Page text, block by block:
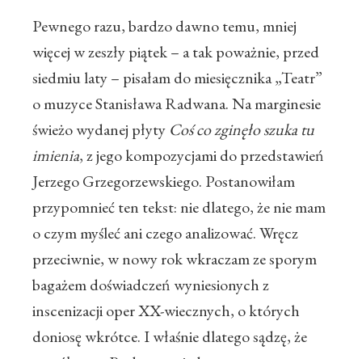
Pewnego razu, bardzo dawno temu, mniej
więcej w zeszły piątek – a tak poważnie, przed
siedmiu laty – pisałam do miesięcznika „Teatr”
o muzyce Stanisława Radwana. Na marginesie
świeżo wydanej płyty Coś co zginęło szuka tu
imienia, z jego kompozycjami do przedstawień
Jerzego Grzegorzewskiego. Postanowiłam
przypomnieć ten tekst: nie dlatego, że nie mam
o czym myśleć ani czego analizować. Wręcz
przeciwnie, w nowy rok wkraczam ze sporym
bagażem doświadczeń wyniesionych z
inscenizacji oper XX-wiecznych, o których
doniosę wkrótce. I właśnie dlatego sądzę, że